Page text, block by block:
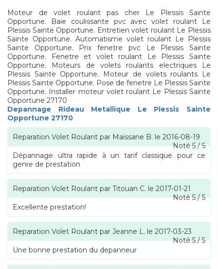
Moteur de volet roulant pas cher Le Plessis Sainte
Opportune. Baie coulissante pvc avec volet roulant Le
Plessis Sainte Opportune. Entretien volet roulant Le Plessis
Sainte Opportune. Automatisme volet roulant Le Plessis
Sainte Opportune. Prix fenetre pvc Le Plessis Sainte
Opportune. Fenetre et volet roulant Le Plessis Sainte
Opportune. Moteurs de volets roulants electriques Le
Plessis Sainte Opportune. Moteur de volets roulants Le
Plessis Sainte Opportune. Pose de fenetre Le Plessis Sainte
Opportune. Installer moteur volet roulant Le Plessis Sainte
Opportune 27170
Depannage Rideau Metallique Le Plessis Sainte
Opportune 27170
Reparation Volet Roulant par Maïssane B. le 2016-08-19
Noté5/5
Dépannage ultra rapide à un tarif classique pour ce
genre de prestation
Reparation Volet Roulant par Titouan C. le 2017-01-21
Noté5/5
Excellente prestation!
Reparation Volet Roulant par Jeanne L. le 2017-03-23
Noté5/5
Une bonne prestation du depanneur